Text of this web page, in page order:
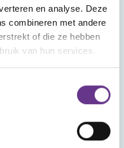
en analyse. Deze
combineren met andere
of die ze hebben
van hun services.
terugvinden die je
hebt aangemerkt.
een webinar? Ook
het linkje om het
kun je reageren op